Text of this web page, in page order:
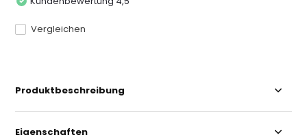
Vergleichen
Produktbeschreibung
Eigenschaften